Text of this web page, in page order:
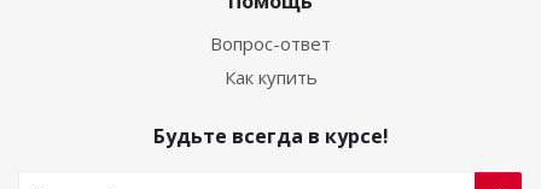
Вопрос-ответ
Как купить
Будьте всегда в курсе!